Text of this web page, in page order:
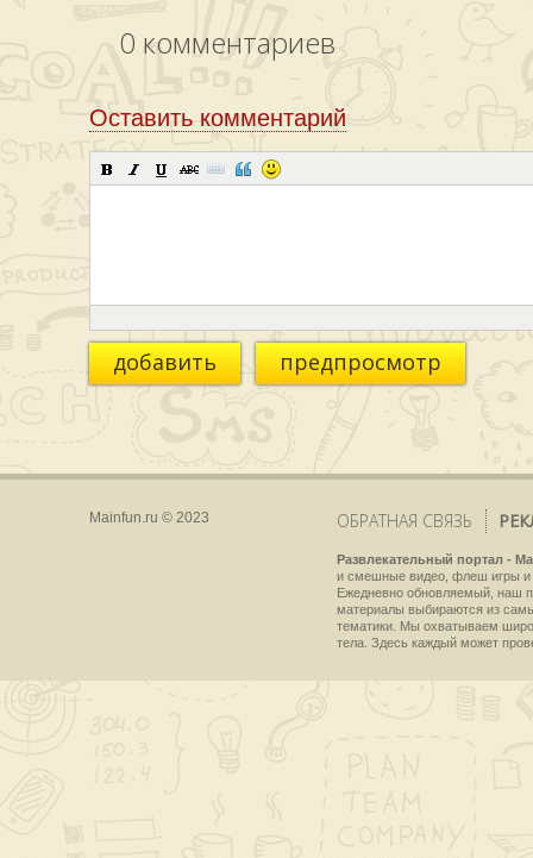
0 комментариев
Оставить комментарий
добавить предпросмотр
Mainfun.ru © 2023 ОБРАТНАЯ СВЯЗЬ
Развлекательный портал -
и смешные видео, флеш игры и
Ежедневно обновляемый, наш
материалы выбираются из
тематики. Мы охватываем
тела. Здесь каждый может